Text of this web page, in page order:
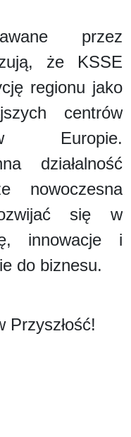
przez
że KSSE
regionu jako
centrów
Europie.
działalność
nowoczesna
się w
innowacje i
do biznesu.
Przyszłość!